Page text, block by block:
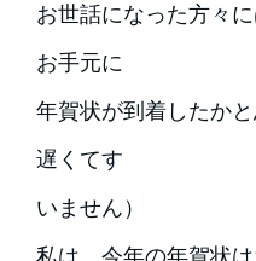
お世話になった方々
お手元に
年賀状が到着したか
遅くてす
いません）